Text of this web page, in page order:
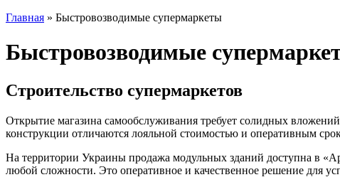
Главная » Быстровозводимые супермаркеты
Быстровозводимые
Строительство супермаркетов
Открытие магазина самообслуживания требует солидных
конструкции отличаются лояльной стоимостью и оперативным
На территории Украины продажа модульных зданий доступна в
любой сложности. Это оперативное и качественное решение для